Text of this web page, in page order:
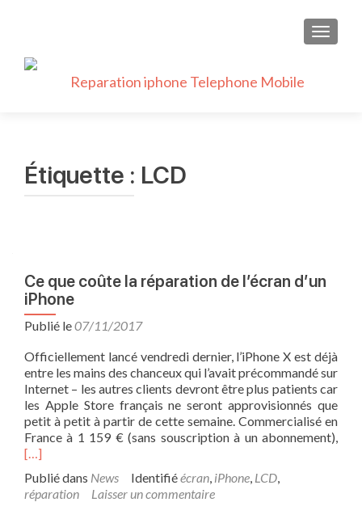
Étiquette : LCD
Ce que coûte la réparation de l’écran d’un
iPhone
Publié le07/11/2017
Officiellement lancé vendredi dernier, l’iPhone X est déjà
entre les mains des chanceux qui l’avait précommandé sur
Internet – les autres clients devront être plus patients car
les Apple Store français ne seront approvisionnés que
petit à petit à partir de cette semaine. Commercialisé en
France à 1 159 € (sans souscription à un abonnement),
[…]
Publié dans News Identifiéécran, iPhone, LCD,
réparation
Laisser un commentaire